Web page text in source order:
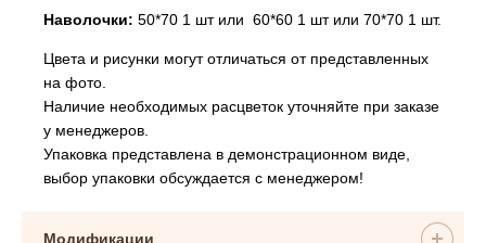
Наволочки: 50*70 1 шт или 60*60 1 шт или 70*70 1 шт.
Цвета и рисунки могут отличаться от представленных
на фото.
Наличие необходимых расцветок уточняйте при заказе
у менеджеров.
Упаковка представлена в демонстрационном виде,
выбор упаковки обсуждается с менеджером!
Модификации